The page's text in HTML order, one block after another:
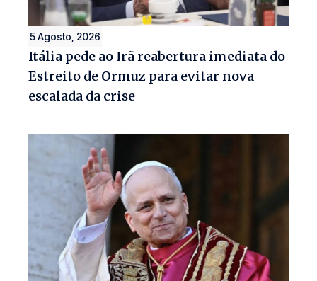
5 Agosto, 2026
Itália pede ao Irã reabertura imediata do
Estreito de Ormuz para evitar nova
escalada da crise